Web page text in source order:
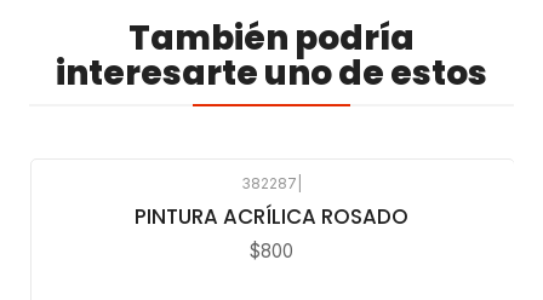
También podría
interesarte uno de estos
382287
PINTURA ACRÍLICA ROSADO
$800